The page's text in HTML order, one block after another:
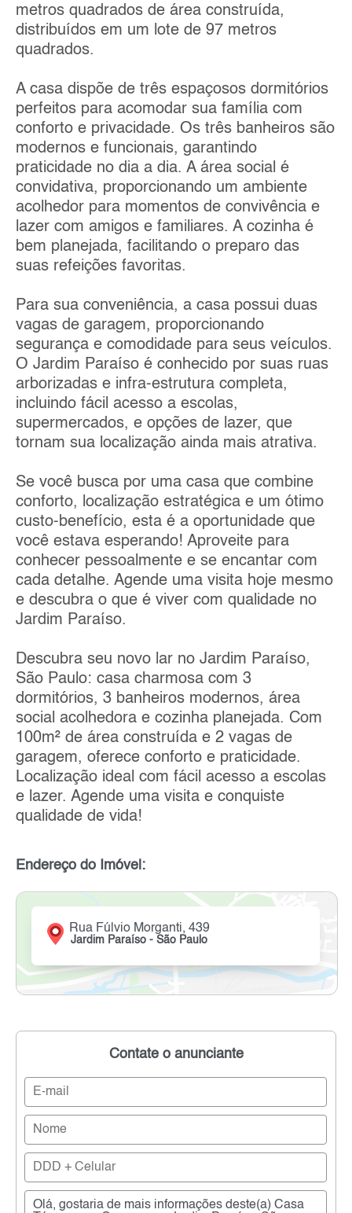
metros quadrados de área construída,
distribuídos em um lote de 97 metros
quadrados.
A casa dispõe de três espaçosos dormitórios
perfeitos para acomodar sua família com
conforto e privacidade. Os três banheiros são
modernos e funcionais, garantindo
praticidade no dia a dia. A área social é
convidativa, proporcionando um ambiente
acolhedor para momentos de convivência e
lazer com amigos e familiares. A cozinha é
bem planejada, facilitando o preparo das
suas refeições favoritas.
Para sua conveniência, a casa possui duas
vagas de garagem, proporcionando
segurança e comodidade para seus veículos.
O Jardim Paraíso é conhecido por suas ruas
arborizadas e infra-estrutura completa,
incluindo fácil acesso a escolas,
supermercados, e opções de lazer, que
tornam sua localização ainda mais atrativa.
Se você busca por uma casa que combine
conforto, localização estratégica e um ótimo
custo-benefício, esta é a oportunidade que
você estava esperando! Aproveite para
conhecer pessoalmente e se encantar com
cada detalhe. Agende uma visita hoje mesmo
e descubra o que é viver com qualidade no
Jardim Paraíso.
Descubra seu novo lar no Jardim Paraíso,
São Paulo: casa charmosa com 3
dormitórios, 3 banheiros modernos, área
social acolhedora e cozinha planejada. Com
100m² de área construída e 2 vagas de
garagem, oferece conforto e praticidade.
Localização ideal com fácil acesso a escolas
e lazer. Agende uma visita e conquiste
qualidade de vida!
Endereço do Imóvel:
Rua Fúlvio Morganti, 439
Jardim Paraíso - São Paulo
Contate o anunciante